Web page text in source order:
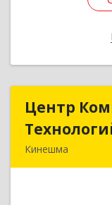
Центр
Кинешма